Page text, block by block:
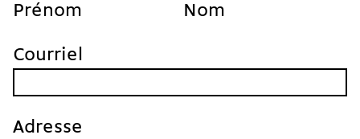
Prénom
Nom
Courriel
Adresse